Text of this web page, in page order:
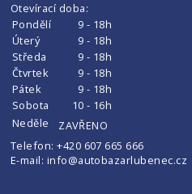
Otevírací doba:
Pondělí
9 - 18h
Úterý
9 - 18h
Středa
9 - 18h
Čtvrtek
9 - 18h
Pátek
9 - 18h
Sobota
10 - 16h
Neděle
ZAVŘENO
Telefon:+420 607 665 666
E-mail: info@autobazarlubenec.cz